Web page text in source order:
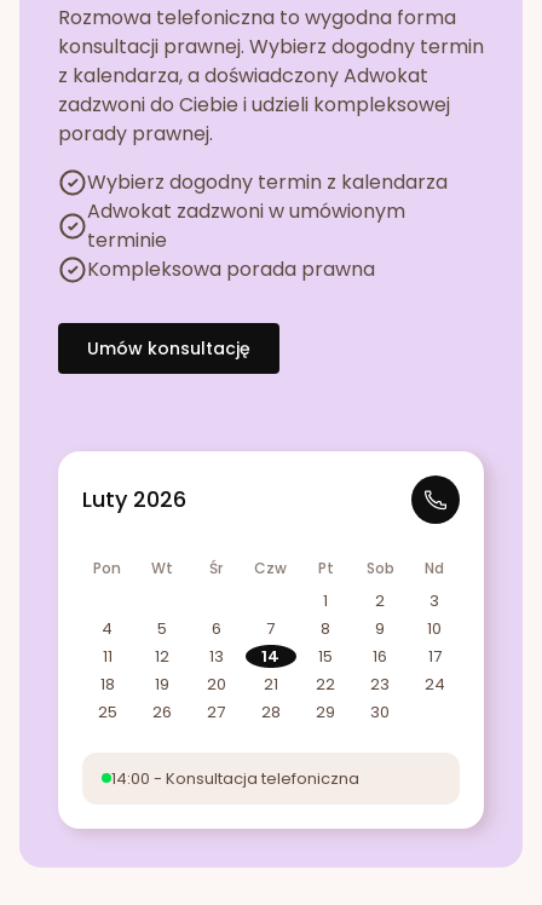
Rozmowa telefoniczna to wygodna forma
konsultacji prawnej. Wybierz dogodny termin
z kalendarza, a doświadczony Adwokat
zadzwoni do Ciebie i udzieli kompleksowej
porady prawnej.
Wybierz dogodny termin z kalendarza
Adwokat zadzwoni w umówionym
terminie
Kompleksowa porada prawna
Umów konsultację
Luty 2026
Pon Wt Śr Czw Pt Sob Nd
1 2
3
4
5 6 7 8 9
10
11
12 13 14 15 16
17
18
19 20 21 22 23
24
25
26 27 28 29 30
14:00 - Konsultacja telefoniczna